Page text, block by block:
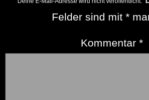
Felder sind mit *
Kommentar *